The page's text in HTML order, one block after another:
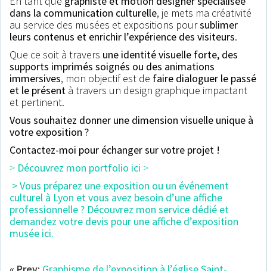
dans la communication culturelle, je mets ma créativité
au service des musées et expositions poursublimer
leurs contenus et enrichir l’expérience des visiteurs.
Que ce soit à travers une identité visuelle forte, des
supports imprimés soignés ou des animations
immersives, mon objectif est de faire dialoguer le passé
et le présent à travers un design graphique impactant
et pertinent.
Vous souhaitez donner une dimension visuelle unique à
votre exposition ?
Contactez-moi pour échanger sur votre projet !
> Découvrez mon portfolio ici >
> Vous préparez une exposition ou un événement
culturel à Lyon et vous avez besoin d’une affiche
professionnelle ? Découvrez mon service dédié et
demandez votre devis pour une affiche d’exposition
musée ici.